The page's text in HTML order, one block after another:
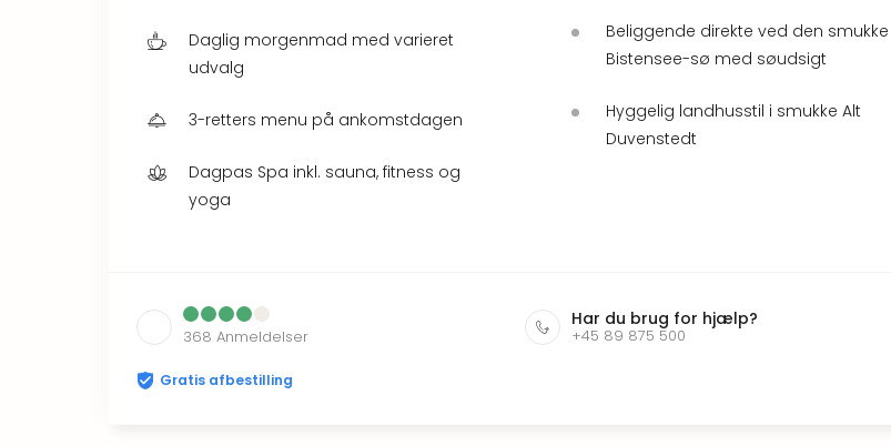
Daglig morgenmad med varieret
udvalg
3-retters menu på ankomstdagen
Dagpas Spa inkl. sauna, fitness og
yoga
Beliggende direkte ved den smukke
Bistensee-sø med søudsigt
Hyggelig landhusstil i smukke Alt
Duvenstedt
368 Anmeldelser
Har du brug for hjælp?
+45 89 875 500
Gratis afbestilling